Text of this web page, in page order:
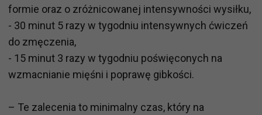
formie oraz o zróżnicowanej intensywności wysiłku,
- 30 minut 5 razy w tygodniu intensywnych ćwiczeń
do zmęczenia,
- 15 minut 3 razy w tygodniu poświęconych na
wzmacnianie mięśni i poprawę gibkości.
– Te zalecenia to minimalny czas, który na